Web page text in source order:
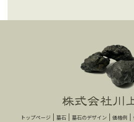
トップページ 墓石 墓石のデザイン 価格例